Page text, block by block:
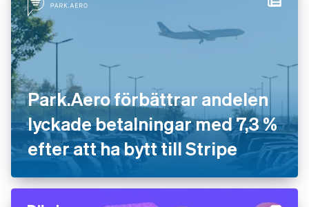
Park.Aero förbättrar andelen
lyckade betalningar med 7,3 %
efter att ha bytt till Stripe